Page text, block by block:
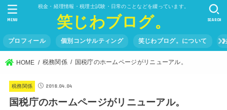
税金・経理情報・税理士試験・日常のことなどを綴っています。
笑じわブログ。
プロフィール 個別コンサルティング 笑じわブログ。について
SEARCH
MENU
HOME 税務関係 国税庁のホームページがリニューアル。
税務関係 2018.04.04
国税庁のホームページがリニューアル。